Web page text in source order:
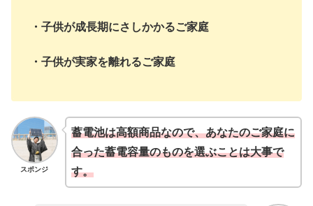
・子供が成長期にさしかかるご家庭
・子供が実家を離れるご家庭
スポンジ
蓄電池は高額商品なので、あなたのご家庭に
合った蓄電容量のものを選ぶことは大事で
す。